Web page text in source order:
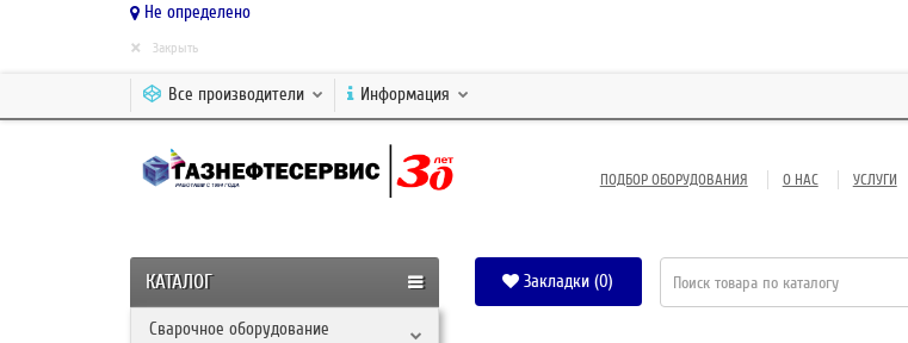
Не определено
× Закрыть
Все производители Информация
ПОДБОР ОБОРУДОВАНИЯ О НАС УСЛУГИ
КАТАЛОГ
Сварочное оборудование
Закладки (0)